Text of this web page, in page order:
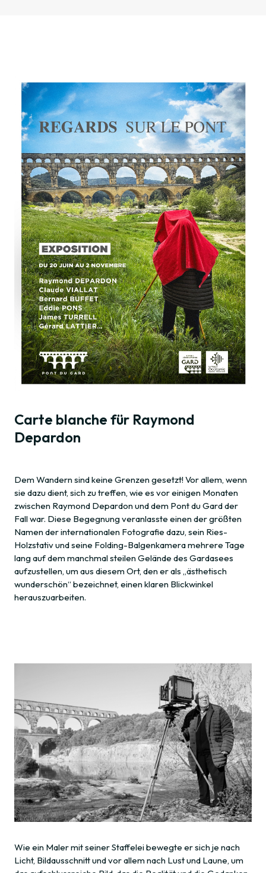
Carte blanche für Raymond
Depardon
Dem Wandern sind keine Grenzen gesetzt! Vor allem, wenn
sie dazu dient, sich zu treffen, wie es vor einigen Monaten
zwischen Raymond Depardon und dem Pont du Gard der
Fall war. Diese Begegnung veranlasste einen der größten
Namen der internationalen Fotografie dazu, sein Ries-
Holzstativ und seine Folding-Balgenkamera mehrere Tage
lang auf dem manchmal steilen Gelände des Gardasees
aufzustellen, um aus diesem Ort, den er als „ästhetisch
wunderschön“ bezeichnet, einen klaren Blickwinkel
herauszuarbeiten.
Wie ein Maler mit seiner Staffelei bewegte er sich je nach
Licht, Bildausschnitt und vor allem nach Lust und Laune, um